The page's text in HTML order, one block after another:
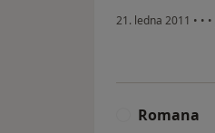
21. ledna 2011 • • •
Romana